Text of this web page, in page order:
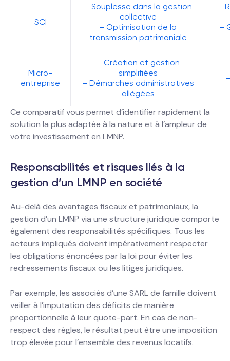
SCI
– Souplesse dans la gestion
collective
– Optimisation de la
transmission patrimoniale
–
–
Micro-
entreprise
– Création et gestion
simplifiées
– Démarches administratives
allégées
Ce comparatif vous permet d’identifier rapidement la
solution la plus adaptée à la nature et à l’ampleur de
votre investissement en LMNP.
Responsabilités et risques liés à la
gestion d’un LMNP en société
Au-delà des avantages fiscaux et patrimoniaux, la
gestion d’un LMNP via une structure juridique comporte
également des responsabilités spécifiques. Tous les
acteurs impliqués doivent impérativement respecter
les obligations énoncées par la loi pour éviter les
redressements fiscaux ou les litiges juridiques.
Par exemple, les associés d’une SARL de famille doivent
veiller à l’imputation des déficits de manière
proportionnelle à leur quote-part. En cas de non-
respect des règles, le résultat peut être une imposition
trop élevée pour l’ensemble des revenus locatifs.